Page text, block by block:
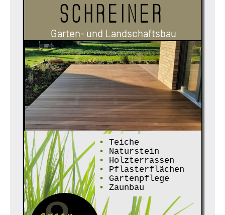
Schreiner
Garten- und Landschaftsbau
•
Teiche
•
Naturstein
•
Holzterrassen
•
Pflasterflächen
•
Gartenpflege
•
Zaunbau